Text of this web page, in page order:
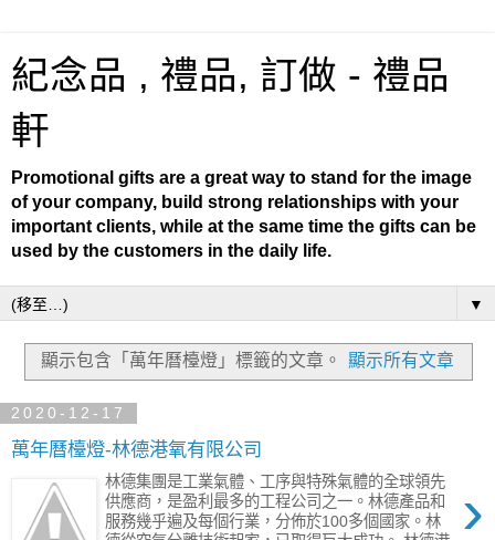
紀念品 , 禮品, 訂做 - 禮品
軒
Promotional gifts are a great way to stand for the image
of your company, build strong relationships with your
important clients, while at the same time the gifts can be
used by the customers in the daily life.
▼
顯示包含「萬年曆檯燈」 標籤的文章。 顯示所有文章
2020-12-17
萬年曆檯燈-林德港氧有限公司
›
林德集團是工業氣體、工序與特殊氣體的全球領先
供應商，是盈利最多的工程公司之一。林德產品和
服務幾乎遍及每個行業，分佈於100多個國家。林